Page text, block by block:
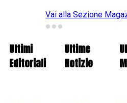
Vai alla Sezione
Ultimi
Editoriali
Ultime
Notizie